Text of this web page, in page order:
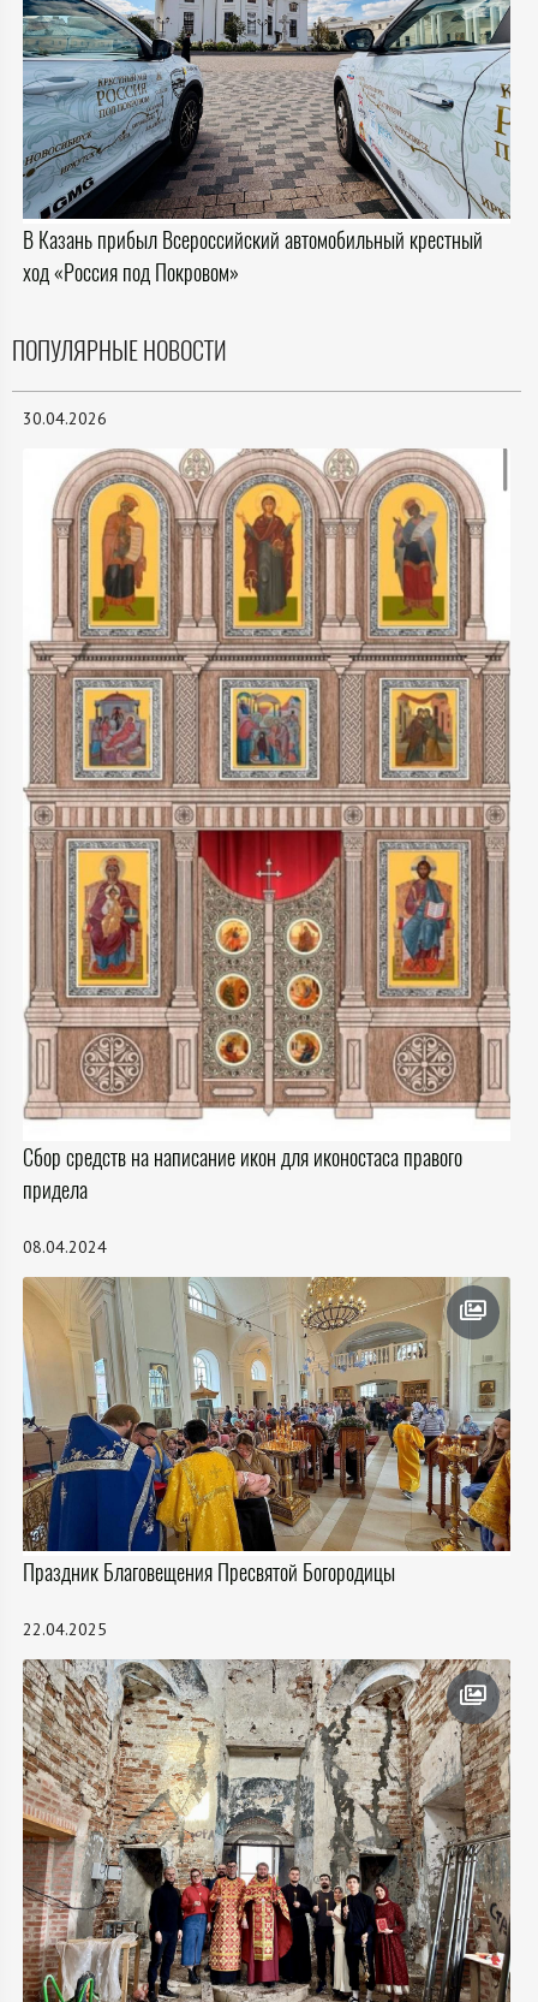
В Казань прибыл Всероссийский автомобильный крестный
ход «Россия под Покровом»
ПОПУЛЯРНЫЕ НОВОСТИ
30.04.2026
Сбор средств на написание икон для иконостаса правого
придела
08.04.2024
Праздник Благовещения Пресвятой Богородицы
22.04.2025